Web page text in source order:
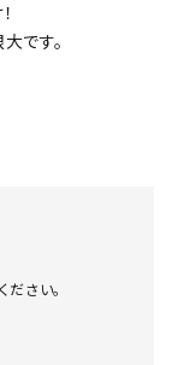
です。
さい。